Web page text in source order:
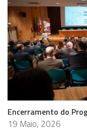
Encerramento do
19 Maio, 2026